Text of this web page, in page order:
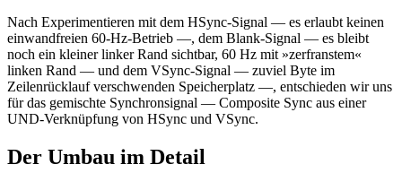
Nach Experimentieren mit dem HSync-Signal — es erlaubt keinen
einwandfreien 60-Hz-Betrieb —, dem Blank-Signal — es bleibt
noch ein kleiner linker Rand sichtbar, 60 Hz mit »zerfranstem«
linken Rand — und dem VSync-Signal — zuviel Byte im
Zeilenrücklauf verschwenden Speicherplatz —, entschieden wir uns
für das gemischte Synchronsignal — Composite Sync aus einer
UND-Verknüpfung von HSync und VSync.
Der Umbau im Detail